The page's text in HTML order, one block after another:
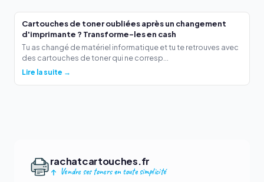
Cartouches de toner oubliées après un changement
d'imprimante ? Transforme-les en cash
Tu as changé de matériel informatique et tu te retrouves avec
des cartouches de toner qui ne corresp...
Lire la suite →
rachatcartouches.fr
Vendre ses toners en toute simplicité